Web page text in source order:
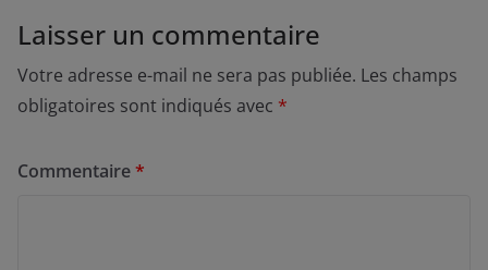
Laisser un commentaire
Votre adresse e-mail ne sera pas publiée. Les champs
obligatoires sont indiqués avec *
Commentaire*